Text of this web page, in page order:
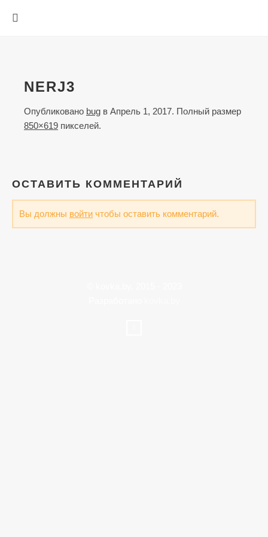
NERJ3
Опубликовано bug в Апрель 1, 2017. Полный размер
850×619 пикселей.
ОСТАВИТЬ КОММЕНТАРИЙ
Вы должны войти чтобы оставить комментарий.